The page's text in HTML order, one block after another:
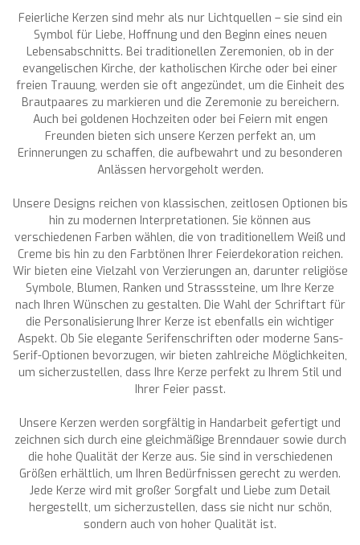
Feierliche Kerzen sind mehr als nur Lichtquellen – sie sind ein
Symbol für Liebe, Hoffnung und den Beginn eines neuen
Lebensabschnitts. Bei traditionellen Zeremonien, ob in der
evangelischen Kirche, der katholischen Kirche oder bei einer
freien Trauung, werden sie oft angezündet, um die Einheit des
Brautpaares zu markieren und die Zeremonie zu bereichern.
Auch bei goldenen Hochzeiten oder bei Feiern mit engen
Freunden bieten sich unsere Kerzen perfekt an, um
Erinnerungen zu schaffen, die aufbewahrt und zu besonderen
Anlässen hervorgeholt werden.
Unsere Designs reichen von klassischen, zeitlosen Optionen bis
hin zu modernen Interpretationen. Sie können aus
verschiedenen Farben wählen, die von traditionellem Weiß und
Creme bis hin zu den Farbtönen Ihrer Feierdekoration reichen.
Wir bieten eine Vielzahl von Verzierungen an, darunter religiöse
Symbole, Blumen, Ranken und Strasssteine, um Ihre Kerze
nach Ihren Wünschen zu gestalten. Die Wahl der Schriftart für
die Personalisierung Ihrer Kerze ist ebenfalls ein wichtiger
Aspekt. Ob Sie elegante Serifenschriften oder moderne Sans-
Serif-Optionen bevorzugen, wir bieten zahlreiche Möglichkeiten,
um sicherzustellen, dass Ihre Kerze perfekt zu Ihrem Stil und
Ihrer Feier passt.
Unsere Kerzen werden sorgfältig in Handarbeit gefertigt und
zeichnen sich durch eine gleichmäßige Brenndauer sowie durch
die hohe Qualität der Kerze aus. Sie sind in verschiedenen
Größen erhältlich, um Ihren Bedürfnissen gerecht zu werden.
Jede Kerze wird mit großer Sorgfalt und Liebe zum Detail
hergestellt, um sicherzustellen, dass sie nicht nur schön,
sondern auch von hoher Qualität ist.